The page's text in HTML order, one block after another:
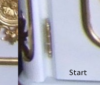
Zur
springen
Zum
Inhalt
springen
Start